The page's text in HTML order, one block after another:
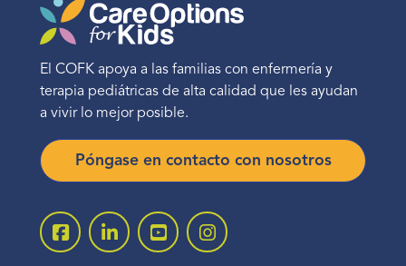
El COFK apoya a las familias con enfermería y
terapia pediátricas de alta calidad que les ayudan
a vivir lo mejor posible.
Póngase en contacto con nosotros